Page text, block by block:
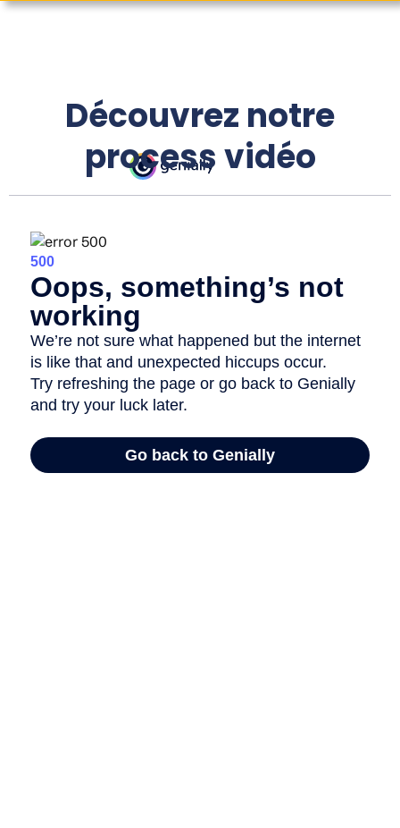
Découvrez notre
process vidéo